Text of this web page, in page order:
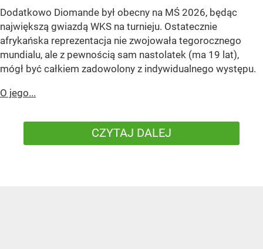
Dodatkowo Diomande był obecny na MŚ 2026, będąc
największą gwiazdą WKS na turnieju. Ostatecznie
afrykańska reprezentacja nie zwojowała tegorocznego
mundialu, ale z pewnością sam nastolatek (ma 19 lat),
mógł być całkiem zadowolony z indywidualnego występu.
O jego...
CZYTAJ DALEJ